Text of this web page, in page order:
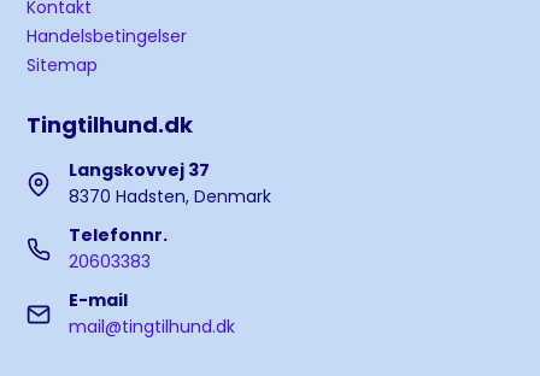
Kontakt
Handelsbetingelser
Sitemap
Tingtilhund.dk
Langskovvej 37
8370 Hadsten, Denmark
Telefonnr.
20603383
E-mail
mail@tingtilhund.dk